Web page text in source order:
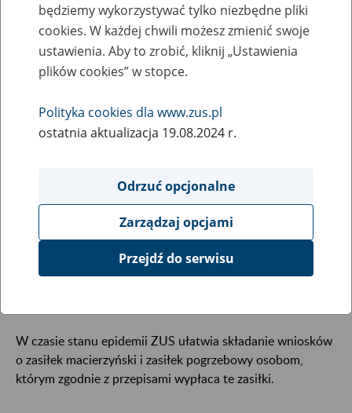
Ułatwienia dla klientów – ZUS we
własnym zakresie pozyska z USC odpis
aktu stanu cywilnego potrzebny do
wypłaty zasiłku
Uwaga! Aktualizacja informacji: od stycznia 2021 r.
składanie Oświadczenia nie jest konieczne, ponieważ
wszystkie niezębne dane do pozyskania przez ZUS odpisu
skróconego aktu urodzenia dziecka z USC są podane we
W czasie stanu epidemii ZUS ułatwia składanie wniosków
o zasiłek macierzyński i zasiłek pogrzebowy osobom,
którym zgodnie z przepisami wypłaca te zasiłki.
będziemy wykorzystywać tylko niezbędne pliki
cookies. W każdej chwili możesz zmienić swoje
ustawienia. Aby to zrobić, kliknij „Ustawienia
plików cookies” w stopce.
Polityka cookies dla www.zus.pl
ostatnia aktualizacja 19.08.2024 r.
Odrzuć opcjonalne
Zarządzaj opcjami
Przejdź do serwisu